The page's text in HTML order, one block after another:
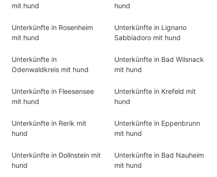
mit hund
hund
Unterkünfte in Rosenheim
mit hund
Unterkünfte in Lignano
Sabbiadoro mit hund
Unterkünfte in
Odenwaldkreis mit hund
Unterkünfte in Bad Wilsnack
mit hund
Unterkünfte in Fleesensee
mit hund
Unterkünfte in Krefeld mit
hund
Unterkünfte in Rerik mit
hund
Unterkünfte in Eppenbrunn
mit hund
Unterkünfte in Dollnstein mit
hund
Unterkünfte in Bad Nauheim
mit hund